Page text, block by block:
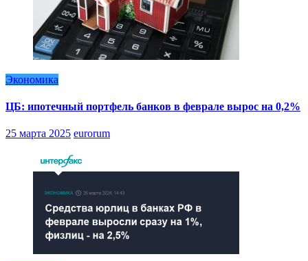
Экономика
ЦБ: ипотечный портфель банков в феврале вырос на 0,2%
25 марта 2025 eurorum